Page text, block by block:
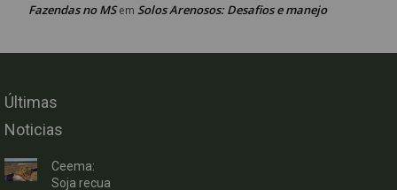
Fazendas no MSem Solos Arenosos: Desafios e manejo
Últimas
Noticias
Ceema:
Soja recua